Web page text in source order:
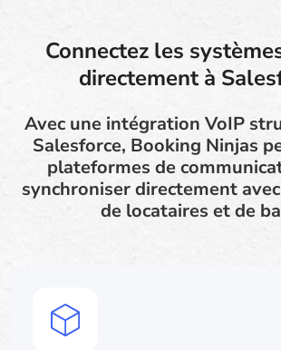
Connectez les
directement à
Avec une intégration VoIP
Salesforce, Booking Ninjas
plateformes de
synchroniser directement
de locataires et de